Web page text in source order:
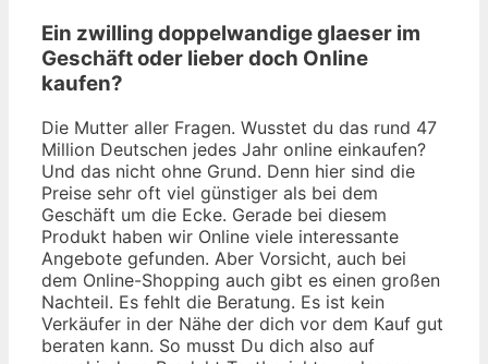
Ein zwilling doppelwandige glaeser im
Geschäft oder lieber doch Online
kaufen?
Die Mutter aller Fragen. Wusstet du das rund 47
Million Deutschen jedes Jahr online einkaufen?
Und das nicht ohne Grund. Denn hier sind die
Preise sehr oft viel günstiger als bei dem
Geschäft um die Ecke. Gerade bei diesem
Produkt haben wir Online viele interessante
Angebote gefunden. Aber Vorsicht, auch bei
dem Online-Shopping auch gibt es einen großen
Nachteil. Es fehlt die Beratung. Es ist kein
Verkäufer in der Nähe der dich vor dem Kauf gut
beraten kann. So musst Du dich also auf